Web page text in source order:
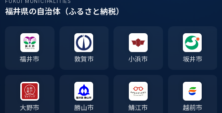
福井県の自治体（ふるさと納税）
福井市 敦賀市 小浜市 坂井市
大野市 勝山市 鯖江市 越前市